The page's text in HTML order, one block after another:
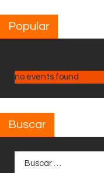
Popular
no events found
Buscar